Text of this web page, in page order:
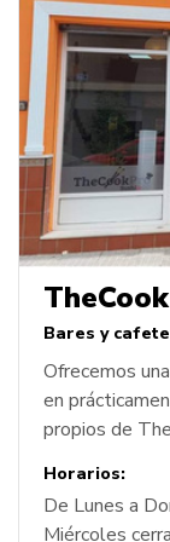
Bares y
Ofrecemos
en
propios de
mediterránea.
Horarios:
De Lunes a
Miércoles